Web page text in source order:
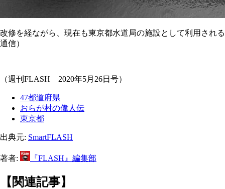
改修を経ながら、現在も東京都水道局の施設として利用され
通信）
（週刊FLASH 2020年5月26日号）
47都道府県
おらが村の偉人伝
東京都
出典元: SmartFLASH
著者: 『FLASH』編集部
【関連記事】